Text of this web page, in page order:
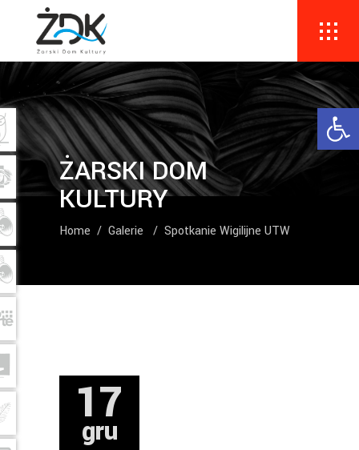
ŻARSKI DOM
KULTURY
Home / Galerie / Spotkanie Wigilijne UTW
17
gru